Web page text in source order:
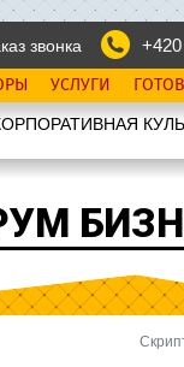
звонка
УСЛУГИ